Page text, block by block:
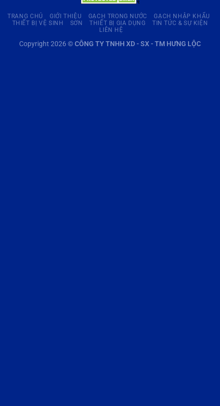
TRANG CHỦ GIỚI THIỆU GẠCH TRONG NƯỚC
GẠCH NHẬP KHẨU
THIẾT BỊ VỆ SINH
SƠN THIẾT BỊ GIA DỤNG
TIN TỨC & SỰ KIỆN
LIÊN HỆ
Copyright 2026 ©CÔNG TY TNHH XD - SX - TM HƯNG LỘC